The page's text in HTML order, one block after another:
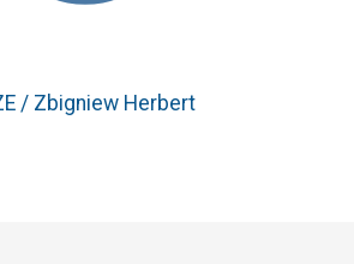
/ Zbigniew Herbert